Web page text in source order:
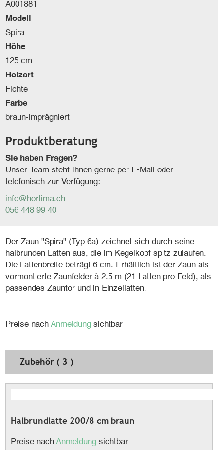
A001881
Modell
Spira
Höhe
125 cm
Holzart
Fichte
Farbe
braun-imprägniert
Produktberatung
Sie haben Fragen?
Unser Team steht Ihnen gerne per E-Mail oder
telefonisch zur Verfügung:
info@hortima.ch
056 448 99 40
Der Zaun "Spira" (Typ 6a) zeichnet sich durch seine
halbrunden Latten aus, die im Kegelkopf spitz zulaufen.
Die Lattenbreite beträgt 6 cm. Erhältlich ist der Zaun als
vormontierte Zaunfelder à 2.5 m (21 Latten pro Feld), als
passendes Zauntor und in Einzellatten.
Preise nach Anmeldung sichtbar
Zubehör ( 3 )
Halbrundlatte 200/8 cm braun
Preise nach Anmeldung sichtbar